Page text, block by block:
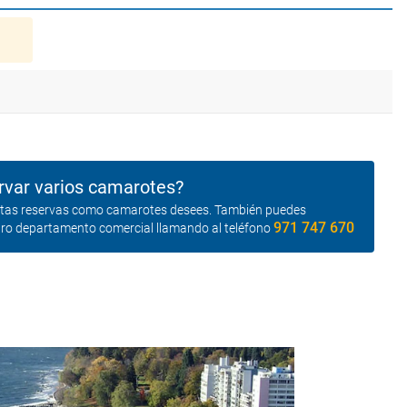
varios camarotes?
reservas como camarotes desees. También puedes
departamento comercial llamando al teléfono971 747 670